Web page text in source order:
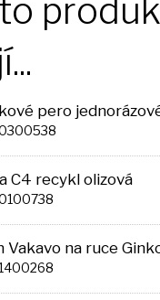
pero
C4 recykl olizová
Vakavo na ruce